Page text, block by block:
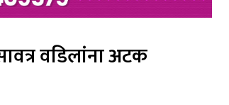
वडिलांना अटक